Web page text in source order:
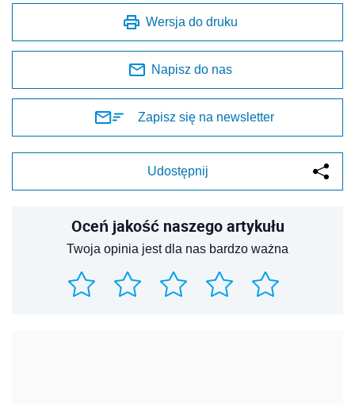
Wersja do druku
Napisz do nas
Zapisz się na newsletter
Udostępnij
Oceń jakość naszego artykułu
Twoja opinia jest dla nas bardzo ważna